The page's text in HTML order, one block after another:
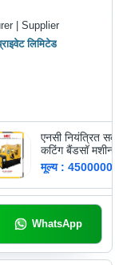
| Supplier
लिमिटेड
एनसी नियंत्रित
कटिंग बैंडसॉ
आकार: 285
मूल्य :
WhatsApp